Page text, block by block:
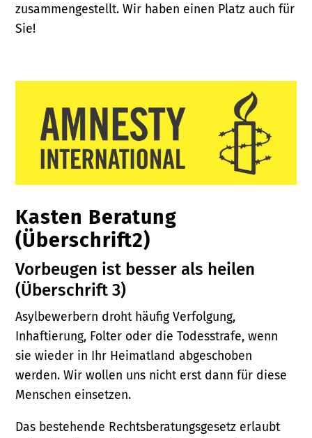
zusammengestellt. Wir haben einen Platz auch für
Sie!
Kasten Beratung
(Überschrift2)
Vorbeugen ist besser als heilen
(Überschrift 3)
Asylbewerbern droht häufig Verfolgung,
Inhaftierung, Folter oder die Todesstrafe, wenn
sie wieder in Ihr Heimatland abgeschoben
werden. Wir wollen uns nicht erst dann für diese
Menschen einsetzen.
Das bestehende Rechtsberatungsgesetz erlaubt